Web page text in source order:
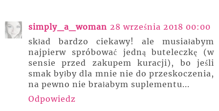
simply_a_woman 28 września 2018 00:00
skład bardzo ciekawy! ale musiałabym
najpierw spróbować jedną buteleczkę (w
sensie przed zakupem kuracji), bo jeśli
smak byłby dla mnie nie do przeskoczenia,
na pewno nie brałabym suplementu...
Odpowiedz